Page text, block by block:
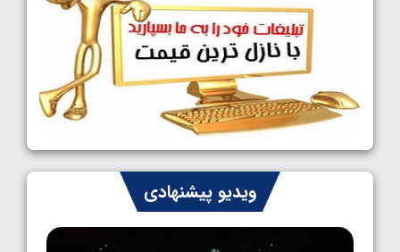
کشتی آزاد نوجوانان جهان؛ رقبای نمایندگان
ایران مشخص شدند
1405/05/08
کشتی فرنگی نوجوانان جهان؛ سکوی تیمی
سوم برای ایران
1405/05/07
ایران چشم به راه چهار مدال در پنج وزن دوم
کشتی فرنگی نوجوانان جهان
1405/05/06
ویدیو پیشنهادی